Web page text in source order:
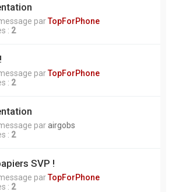
parTopForPhone
: 2
parTopForPhone
: 2
parairgobs
: 2
SVP !
parTopForPhone
: 2